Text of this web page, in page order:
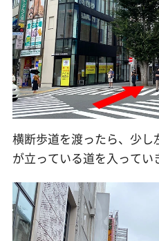
横断歩道を渡ったら、少
が立っている道を入ってい